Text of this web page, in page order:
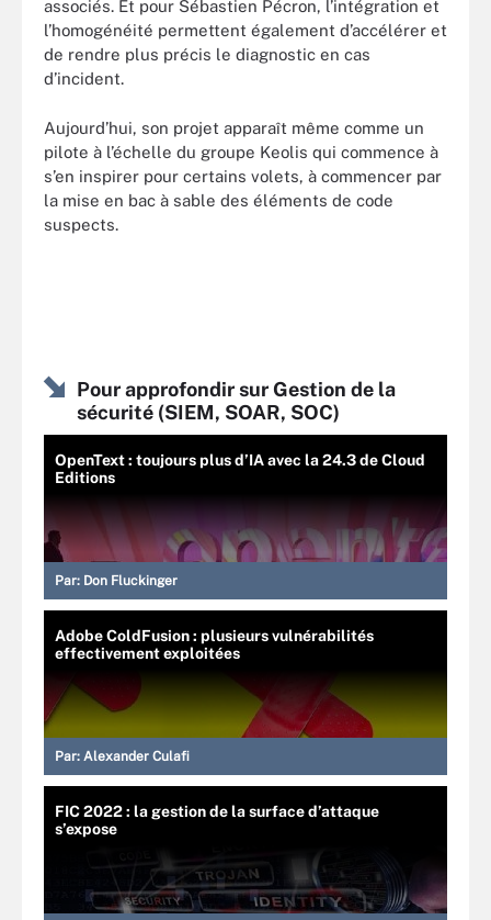
associés. Et pour Sébastien Pécron, l’intégration et
l’homogénéité permettent également d’accélérer et
de rendre plus précis le diagnostic en cas
d’incident.
Aujourd’hui, son projet apparaît même comme un
pilote à l’échelle du groupe Keolis qui commence à
s’en inspirer pour certains volets, à commencer par
la mise en bac à sable des éléments de code
suspects.
Pour approfondir sur Gestion de la
sécurité (SIEM, SOAR, SOC)
OpenText : toujours plus d’IA avec la 24.3 de Cloud
Editions
Par: Don Fluckinger
Adobe ColdFusion : plusieurs vulnérabilités
effectivement exploitées
Par: Alexander Culafi
FIC 2022 : la gestion de la surface d’attaque
s’expose